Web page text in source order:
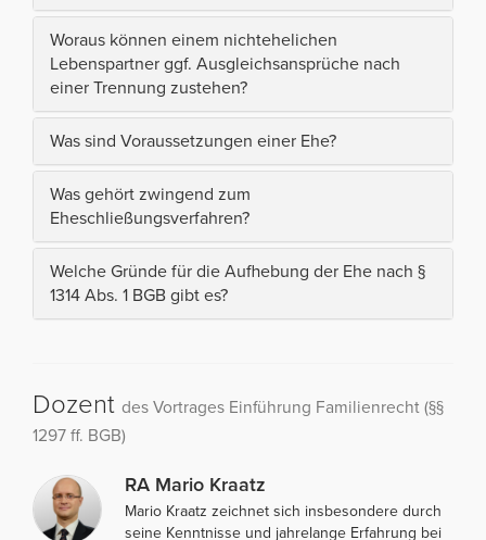
Woraus können einem nichtehelichen
Lebenspartner ggf. Ausgleichsansprüche nach
einer Trennung zustehen?
Was sind Voraussetzungen einer Ehe?
Was gehört zwingend zum
Eheschließungsverfahren?
Welche Gründe für die Aufhebung der Ehe nach §
1314 Abs. 1 BGB gibt es?
Dozent des Vortrages Einführung Familienrecht (§§
1297 ff. BGB)
RA Mario Kraatz
Mario Kraatz zeichnet sich insbesondere durch
seine Kenntnisse und jahrelange Erfahrung bei